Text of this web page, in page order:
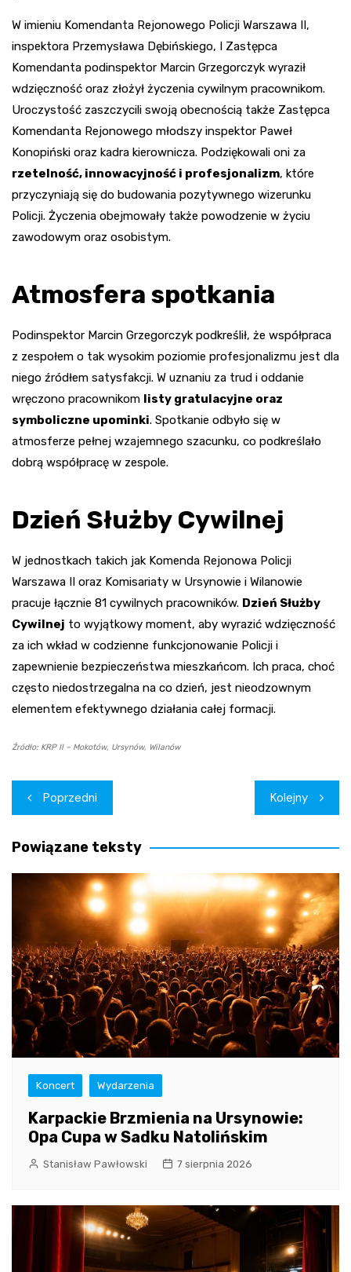
W imieniu Komendanta Rejonowego Policji Warszawa II,
inspektora Przemysława Dębińskiego, I Zastępca
Komendanta podinspektor Marcin Grzegorczyk wyraził
wdzięczność oraz złożył życzenia cywilnym pracownikom.
Uroczystość zaszczycili swoją obecnością także Zastępca
Komendanta Rejonowego młodszy inspektor Paweł
Konopiński oraz kadra kierownicza. Podziękowali oni za
rzetelność, innowacyjność i profesjonalizm, które
przyczyniają się do budowania pozytywnego wizerunku
Policji. Życzenia obejmowały także powodzenie w życiu
zawodowym oraz osobistym.
Atmosfera spotkania
Podinspektor Marcin Grzegorczyk podkreślił, że współpraca
z zespołem o tak wysokim poziomie profesjonalizmu jest dla
niego źródłem satysfakcji. W uznaniu za trud i oddanie
wręczono pracownikom listy gratulacyjne oraz
symboliczne upominki. Spotkanie odbyło się w
atmosferze pełnej wzajemnego szacunku, co podkreślało
dobrą współpracę w zespole.
Dzień Służby Cywilnej
W jednostkach takich jak Komenda Rejonowa Policji
Warszawa II oraz Komisariaty w Ursynowie i Wilanowie
pracuje łącznie 81 cywilnych pracowników. Dzień Służby
Cywilnej to wyjątkowy moment, aby wyrazić wdzięczność
za ich wkład w codzienne funkcjonowanie Policji i
zapewnienie bezpieczeństwa mieszkańcom. Ich praca, choć
często niedostrzegalna na co dzień, jest nieodzownym
elementem efektywnego działania całej formacji.
Źródło: KRP II – Mokotów, Ursynów, Wilanów
Nawigacja
wpisu
Poprzedni Kolejny
Powiązane teksty
Koncert Wydarzenia
Karpackie Brzmienia na Ursynowie:
Opa Cupa w Sadku Natolińskim
Stanisław Pawłowski 7 sierpnia 2026